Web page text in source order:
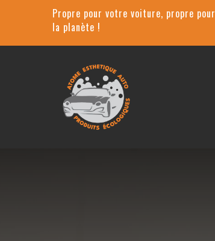
Propre pour votre voiture, propre pour
la planète !